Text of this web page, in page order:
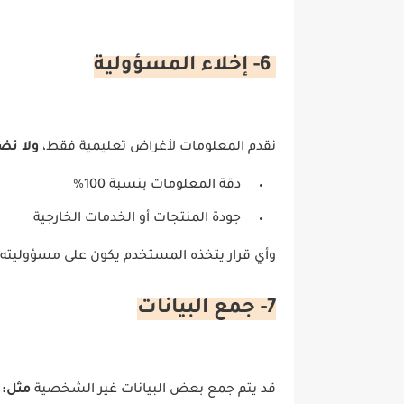
نقدم المعلومات لأغراض تعليمية فقط، ولا
دقة المعلومات بنسبة 100%
جودة المنتجات أو الخدمات الخارجية
وأي قرار يتخذه المستخدم يكون على
7- جمع البيانات
قد يتم جمع بعض البيانات غير الشخصية مثل: